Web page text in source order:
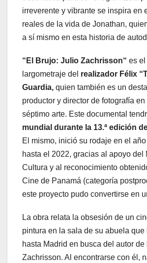
irreverente y vibrante se inspira en
reales de la vida de Jonathan,
a sí mismo en esta historia de
“El Brujo: Julio Zachrisson“ es el
largometraje del realizador Félix
Guardia, quien también es un
productor y director de fotografía en
séptimo arte. Este documental
mundial durante la 13.ª edición
El mismo, inició su rodaje en el
hasta el 2022, gracias al apoyo del
Cultura y al reconocimiento
Cine de Panamá (categoría
este proyecto pudo convertirse en
La obra relata la obsesión de un
pintura en la sala de su abuela que
hasta Madrid en busca del autor
Zachrisson. Al encontrarse con él,